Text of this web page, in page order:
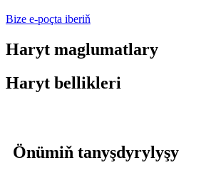
Bize e-poçta iberiň
Haryt maglumatlary
Haryt bellikleri
Önümiň tanyşdyrylyşy